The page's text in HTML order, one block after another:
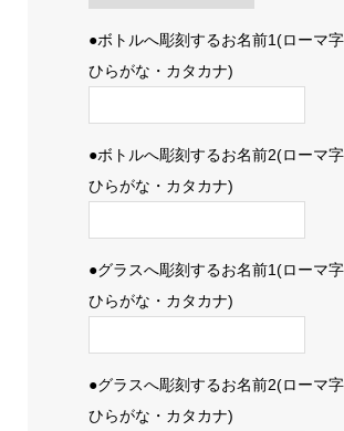
●ボトルへ彫刻するお名前1(ローマ字
ひらがな・カタカナ)
●ボトルへ彫刻するお名前2(ローマ字
ひらがな・カタカナ)
●グラスへ彫刻するお名前1(ローマ字
ひらがな・カタカナ)
●グラスへ彫刻するお名前2(ローマ字
ひらがな・カタカナ)